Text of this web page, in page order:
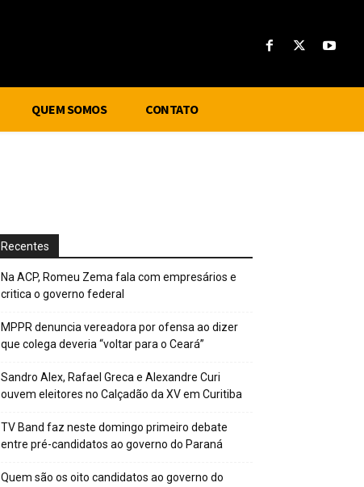
QUEM SOMOS CONTATO
Recentes
Na ACP, Romeu Zema fala com empresários e
critica o governo federal
MPPR denuncia vereadora por ofensa ao dizer
que colega deveria “voltar para o Ceará”
Sandro Alex, Rafael Greca e Alexandre Curi
ouvem eleitores no Calçadão da XV em Curitiba
TV Band faz neste domingo primeiro debate
entre pré-candidatos ao governo do Paraná
Quem são os oito candidatos ao governo do